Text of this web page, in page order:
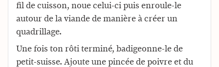
fil de cuisson, noue celui-ci puis enroule-le
autour de la viande de manière à créer un
quadrillage.
Une fois ton rôti terminé, badigeonne-le de
petit-suisse. Ajoute une pincée de poivre et du